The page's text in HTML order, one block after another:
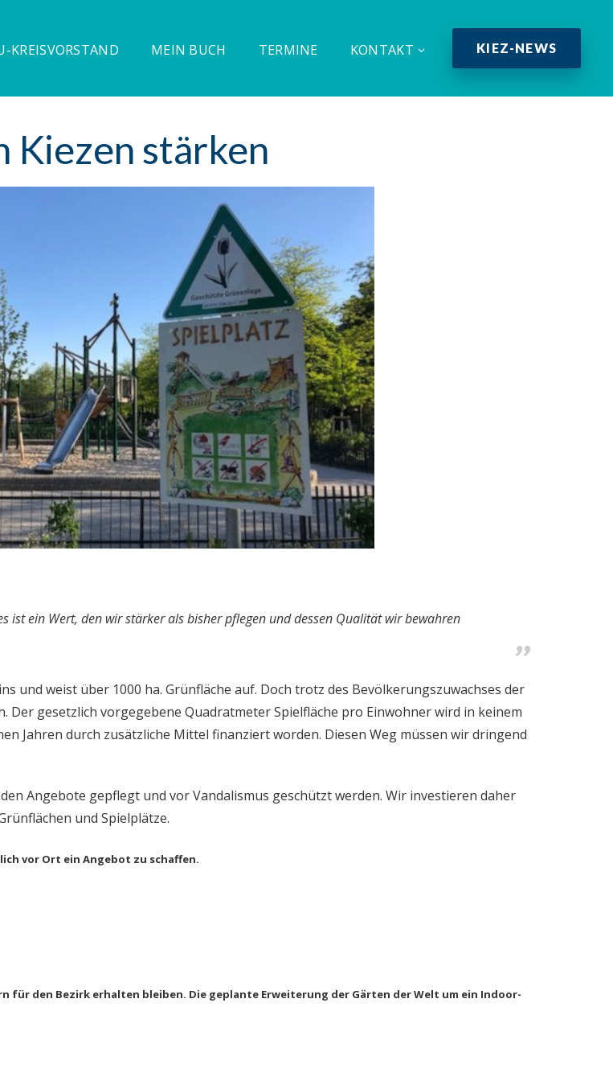
KREISVORSTAND MEIN BUCH TERMINE KONTAKT KIEZ-NEWS
Kiezen stärken
ist ein Wert, den wir stärker als bisher pflegen und dessen Qualität wir bewahren
und weist über 1000 ha. Grünfläche auf. Doch trotz des Bevölkerungszuwachses der
gesetzlich vorgegebene Quadratmeter Spielfläche pro Einwohner wird in keinem
Jahren durch zusätzliche Mittel finanziert worden. Diesen Weg müssen wir dringend
Angebote gepflegt und vor Vandalismus geschützt werden. Wir investieren daher
und Spielplätze.
vor Ort ein Angebot zu schaffen.
für den Bezirk erhalten bleiben. Die geplante Erweiterung der Gärten der Welt um ein Indoor-